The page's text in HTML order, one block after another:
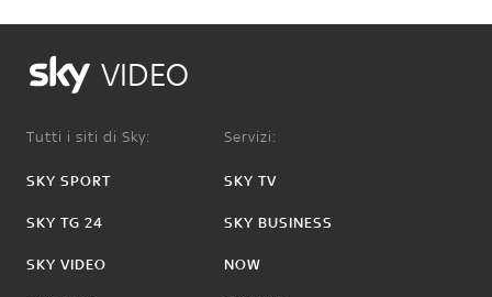
VIDEO
Tutti i siti di Sky:
SKY SPORT
SKY TG 24
SKY VIDEO
Servizi:
SKY TV
SKY BUSINESS
NOW